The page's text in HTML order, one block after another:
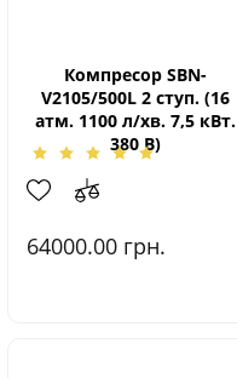
Компресор SBN-
V2105/500L 2 ступ. (16
атм. 1100 л/хв. 7,5 кВт.
380 В)
64000.00 грн.